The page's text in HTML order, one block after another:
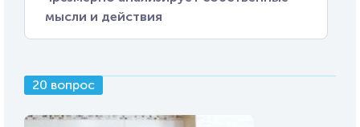
мысли и действия
20 вопрос